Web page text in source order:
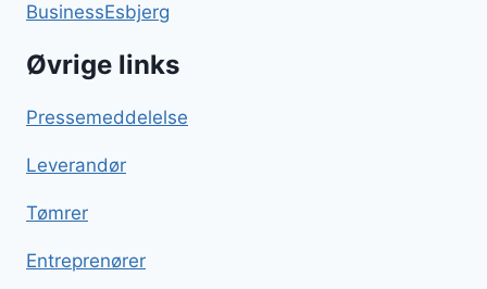
BusinessEsbjerg
Øvrige links
Pressemeddelelse
Leverandør
Tømrer
Entreprenører